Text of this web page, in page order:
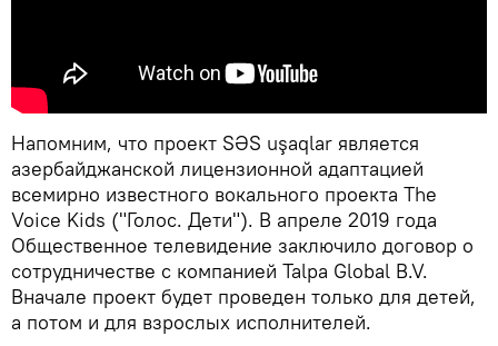
Напомним, что проект SƏS uşaqlar является
азербайджанской лицензионной адаптацией
всемирно известного вокального проекта The
Voice Kids ("Голос. Дети"). В апреле 2019 года
Общественное телевидение заключило договор о
сотрудничестве с компанией Talpa Global B.V.
Вначале проект будет проведен только для детей,
а потом и для взрослых исполнителей.